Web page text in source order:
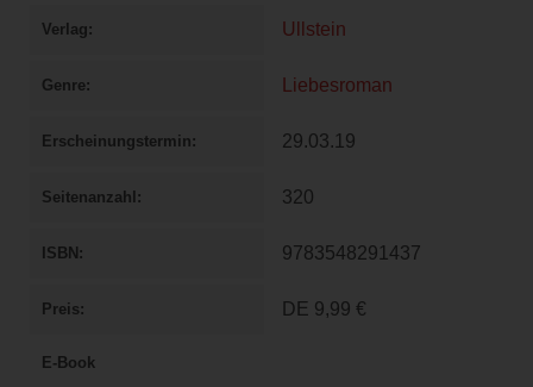
Verlag Ullstein
Genre Liebesroman
Erscheinungstermin 29.03.19
Seitenanzahl 320
ISBN 9783548291437
Preis DE 9,99 €
E-Book